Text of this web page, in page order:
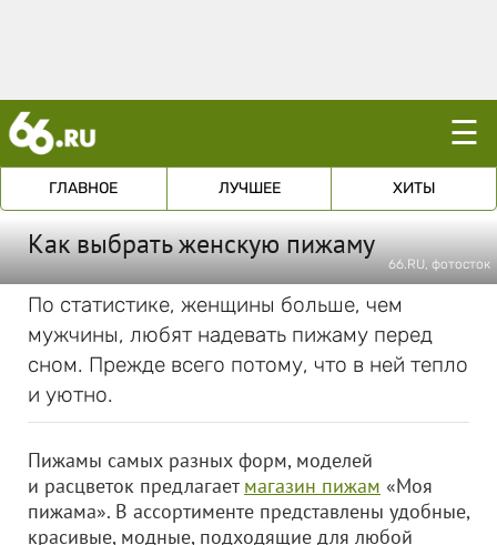
☰
ГЛАВНОЕ ЛУЧШЕЕ ХИТЫ
Как выбрать женскую пижаму
66.RU, фотосток
По статистике, женщины больше, чем
мужчины, любят надевать пижаму перед
сном. Прежде всего потому, что в ней тепло
и уютно.
Пижамы самых разных форм, моделей
и расцветок предлагаетмагазин пижам «Моя
пижама». В ассортименте представлены удобные,
красивые, модные, подходящие для любой